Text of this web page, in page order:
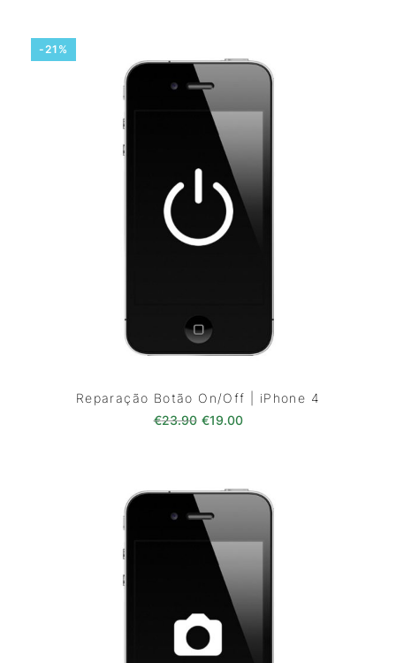
-21%
Reparação Botão On/Off | iPhone 4
€23.90 O preço original era: €23.90.
€19.00O preço atual é: